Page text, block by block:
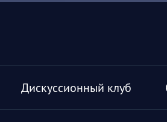
Дискуссионный клуб